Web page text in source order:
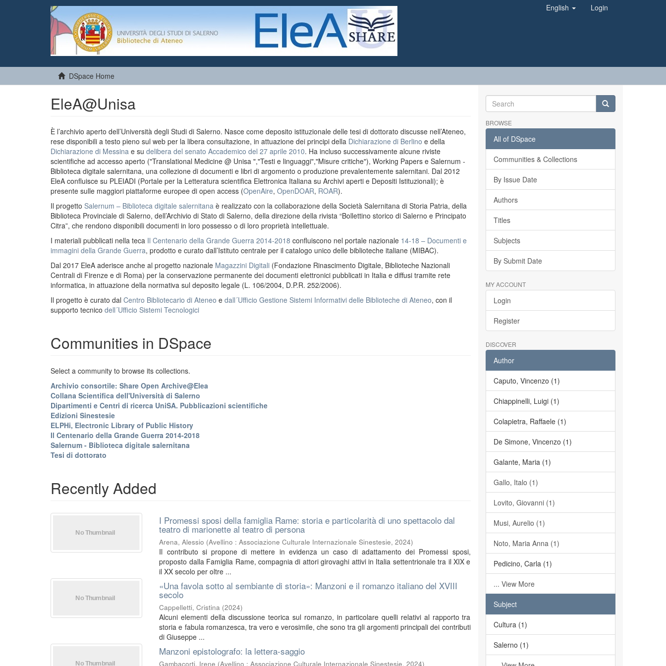
English Login
DSpace Home
EleA@Unisa
È l’archivio aperto dell’Università degli Studi di Salerno. Nasce come deposito istituzionale delle tesi di dottorato discusse nell’Ateneo,
rese disponibili a testo pieno sul web per la libera consultazione, in attuazione dei principi della Dichiarazione di Berlino e della
Dichiarazione di Messina e su delibera del senato Accademico del 27 aprile 2010. Ha incluso successivamente alcune riviste
scientifiche ad accesso aperto ("Translational Medicine @ Unisa ","Testi e linguaggi","Misure critiche"), Working Papers e Salernum -
Biblioteca digitale salernitana, una collezione di documenti e libri di argomento o produzione prevalentemente salernitani. Dal 2012
EleA confluisce su PLEIADI (Portale per la Letteratura scientifica Elettronica Italiana su Archivi aperti e Depositi Istituzionali); è
presente sulle maggiori piattaforme europee di open access (OpenAire, OpenDOAR, ROAR).
Il progetto Salernum – Biblioteca digitale salernitana è realizzato con la collaborazione della Società Salernitana di Storia Patria, della
Biblioteca Provinciale di Salerno, dell’Archivio di Stato di Salerno, della direzione della rivista “Bollettino storico di Salerno e Principato
Citra”, che rendono disponibili documenti in loro possesso o di loro proprietà intellettuale.
I materiali pubblicati nella teca Il Centenario della Grande Guerra 2014-2018 confluiscono nel portale nazionale 14-18 – Documenti e
immagini della Grande Guerra, prodotto e curato dall’Istituto centrale per il catalogo unico delle biblioteche italiane (MIBAC).
Dal 2017 EleA aderisce anche al progetto nazionale Magazzini Digitali (Fondazione Rinascimento Digitale, Biblioteche Nazionali
Centrali di Firenze e di Roma) per la conservazione permanente dei documenti elettronici pubblicati in Italia e diffusi tramite rete
informatica, in attuazione della normativa sul deposito legale (L. 106/2004, D.P.R. 252/2006).
Il progetto è curato dal Centro Bibliotecario di Ateneo e dall´Ufficio Gestione Sistemi Informativi delle Biblioteche di Ateneo, con il
supporto tecnico dell´Ufficio Sistemi Tecnologici
Communities in DSpace
Select a community to browse its collections.
Archivio consortile: Share Open Archive@Elea
Collana Scientifica dell'Università di Salerno
Dipartimenti e Centri di ricerca UniSA. Pubblicazioni scientifiche
Edizioni Sinestesie
ELPHi, Electronic Library of Public History
Il Centenario della Grande Guerra 2014-2018
Salernum - Biblioteca digitale salernitana
Tesi di dottorato
Recently Added
I Promessi sposi della famiglia Rame: storia e particolarità di uno spettacolo dal
teatro di marionette al teatro di persona
Arena, Alessio (Avellino : Associazione Culturale Internazionale Sinestesie,2024)
Il contributo si propone di mettere in evidenza un caso di adattamento dei Promessi sposi,
proposto dalla Famiglia Rame, compagnia di attori girovaghi attivi in Italia settentrionale tra il XIX e
il XX secolo per oltre ...
«Una favola sotto al sembiante di storia»: Manzoni e il romanzo italiano del XVIII
secolo
Cappelletti, Cristina (2024)
Alcuni elementi della discussione teorica sul romanzo, in particolare quelli relativi al rapporto tra
storia e fabula romanzesca, tra vero e verosimile, che sono tra gli argomenti principali dei contributi
di Giuseppe ...
Manzoni epistolografo: la lettera-saggio
Gambacorti, Irene (Avellino : Associazione Culturale Internazionale Sinestesie,2024)
BROWSE
All of DSpace
Communities & Collections
By Issue Date
Authors
Titles
Subjects
By Submit Date
MY ACCOUNT
Login
Register
DISCOVER
Author
Caputo, Vincenzo (1)
Chiappinelli, Luigi (1)
Colapietra, Raffaele (1)
De Simone, Vincenzo (1)
Galante, Maria (1)
Gallo, Italo (1)
Lovito, Giovanni (1)
Musi, Aurelio (1)
Noto, Maria Anna (1)
Pedicino, Carla (1)
... View More
Subject
Cultura (1)
Salerno (1)